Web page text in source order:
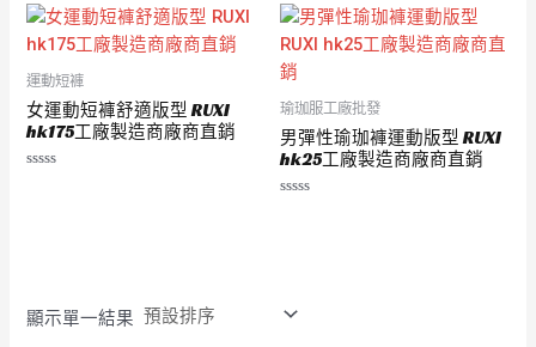
滿
分
5
滿
分
5
運動短褲
女運動短褲舒適版型 RUXI
hk175工廠製造商廠商直銷
瑜珈服工廠批發
男彈性瑜珈褲運動版型 RUXI
hk25工廠製造商廠商直銷
顯示單一結果